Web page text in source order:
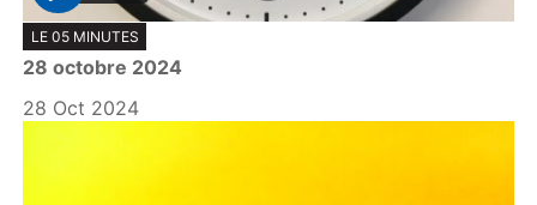
P
l
a
y
LE 05 MINUTES
28 octobre 2024
28 Oct 2024